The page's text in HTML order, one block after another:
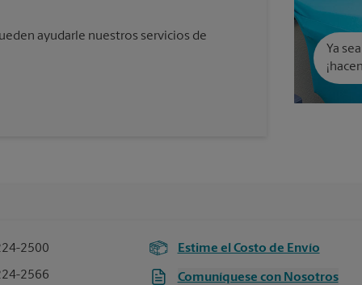
ayudarle nuestros servicios de
Ya
2500
2566
Estime el Costo de Envío
Comuníquese con Nosotros